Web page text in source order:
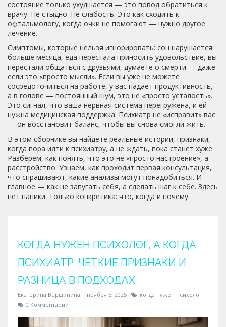
состояние только ухудшается — это повод обратиться к
врачу. Не стыдно. Не слабость. Это как сходить к
офтальмологу, когда очки не помогают — нужно другое
лечение.
Симптомы, которые нельзя игнорировать: сон нарушается
больше месяца, еда перестала приносить удовольствие, вы
перестали общаться с друзьями, думаете о смерти — даже
если это «просто мысли». Если вы уже не можете
сосредоточиться на работе, у вас падает продуктивность,
а в голове — постоянный шум, это не «просто усталость».
Это сигнал, что ваша нервная система перегружена, и ей
нужна медицинская поддержка. Психиатр не «исправит» вас
— он восстановит баланс, чтобы вы снова смогли жить.
В этом сборнике вы найдете реальные истории, признаки,
когда пора идти к психиатру, а не ждать, пока станет хуже.
Разберем, как понять, что это не «просто настроение», а
расстройство. Узнаем, как проходит первая консультация,
что спрашивают, какие анализы могут понадобиться. И
главное — как не запугать себя, а сделать шаг к себе. Здесь
нет паники. Только конкретика: что, когда и почему.
КОГДА НУЖЕН ПСИХОЛОГ, А КОГДА
ПСИХИАТР: ЧЕТКИЕ ПРИЗНАКИ И
РАЗНИЦА В ПОДХОДАХ
Екатерина Вершинина ноября 5, 2025
когда нужен психолог
0 Комментарии